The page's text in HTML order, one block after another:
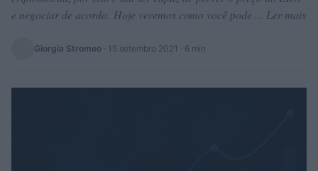
e negociar de acordo. Hoje veremos como você pode ... Ler mais
Giorgia Stromeo · 15 setembro 2021 · 6 min